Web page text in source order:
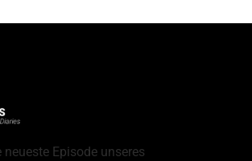
neueste Episode unseres